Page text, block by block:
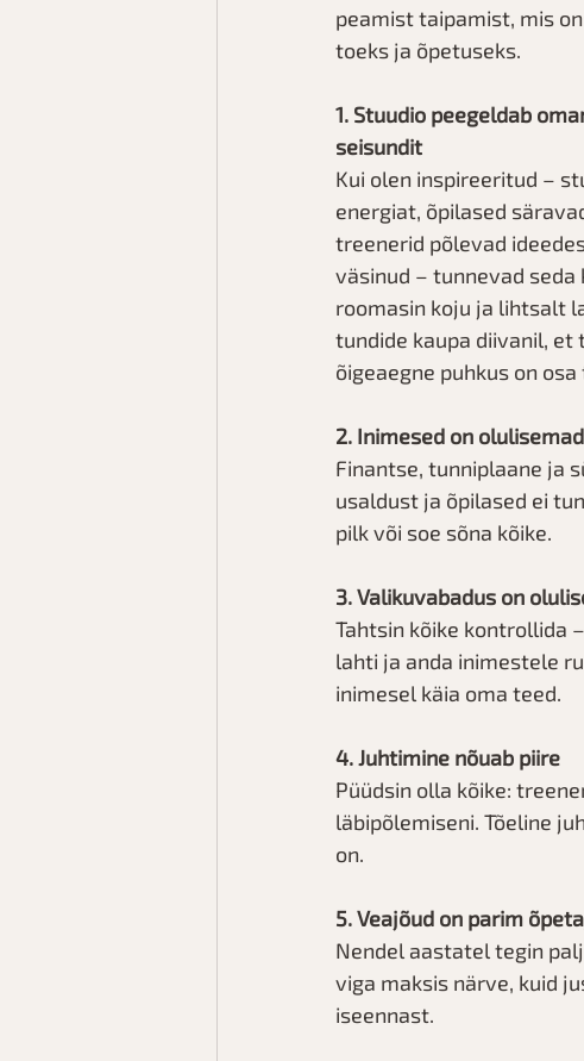
peamist taipamist, mis
toeks ja õpetuseks.
1. Stuudio peegeldab
seisundit
Kui olen inspireeritud –
energiat, õpilased
treenerid põlevad
väsinud – tunnevad seda
roomasin koju ja lihtsalt
tundide kaupa diivanil, et
õigeaegne puhkus on
2. Inimesed on
Finantse, tunniplaane ja
usaldust ja õpilased ei
pilk või soe sõna kõike.
3. Valikuvabadus on
Tahtsin kõike kontrollida
lahti ja anda inimestele
inimesel käia oma teed.
4. Juhtimine nõuab piire
Püüdsin olla kõike:
läbipõlemiseni. Tõeline
on.
5. Veajõud on parim
Nendel aastatel tegin
viga maksis närve, kuid
iseennast.